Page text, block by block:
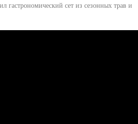
гастрономический сет из сезонных трав и